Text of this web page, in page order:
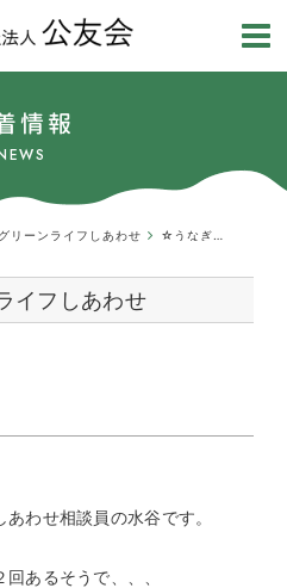
情報
リーンライフしあわせ
イフしあわせ
わせ相談員の水谷です。
あるそうで、、、